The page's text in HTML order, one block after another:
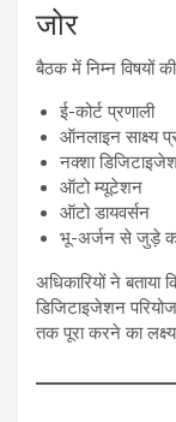
जोर
बैठक में निम्न विषयों
ई-कोर्ट प्रणाली
ऑनलाइन साक्ष्य
नक्शा
ऑटो म्यूटेशन
ऑटो डायवर्सन
भू-अर्जन से जुड़े
अधिकारियों ने बताया
डिजिटाइजेशन
तक पूरा करने का